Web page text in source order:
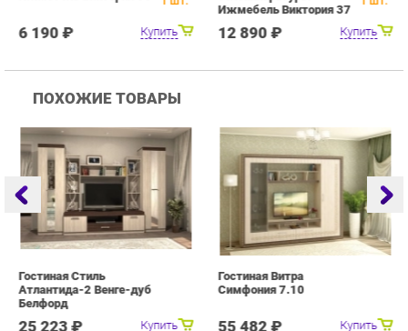
Купить
Гостиная Стиль
Атлантида-2 Венге-дуб
Белфорд
25 223 ₽ Купить
Гостиная Витра
Симфония 7.10
info@drawing-room.ru +7 (903) 000-00-00
КАТАЛОГ ИНФОРМАЦИЯ
О проекте
ГОРОДА